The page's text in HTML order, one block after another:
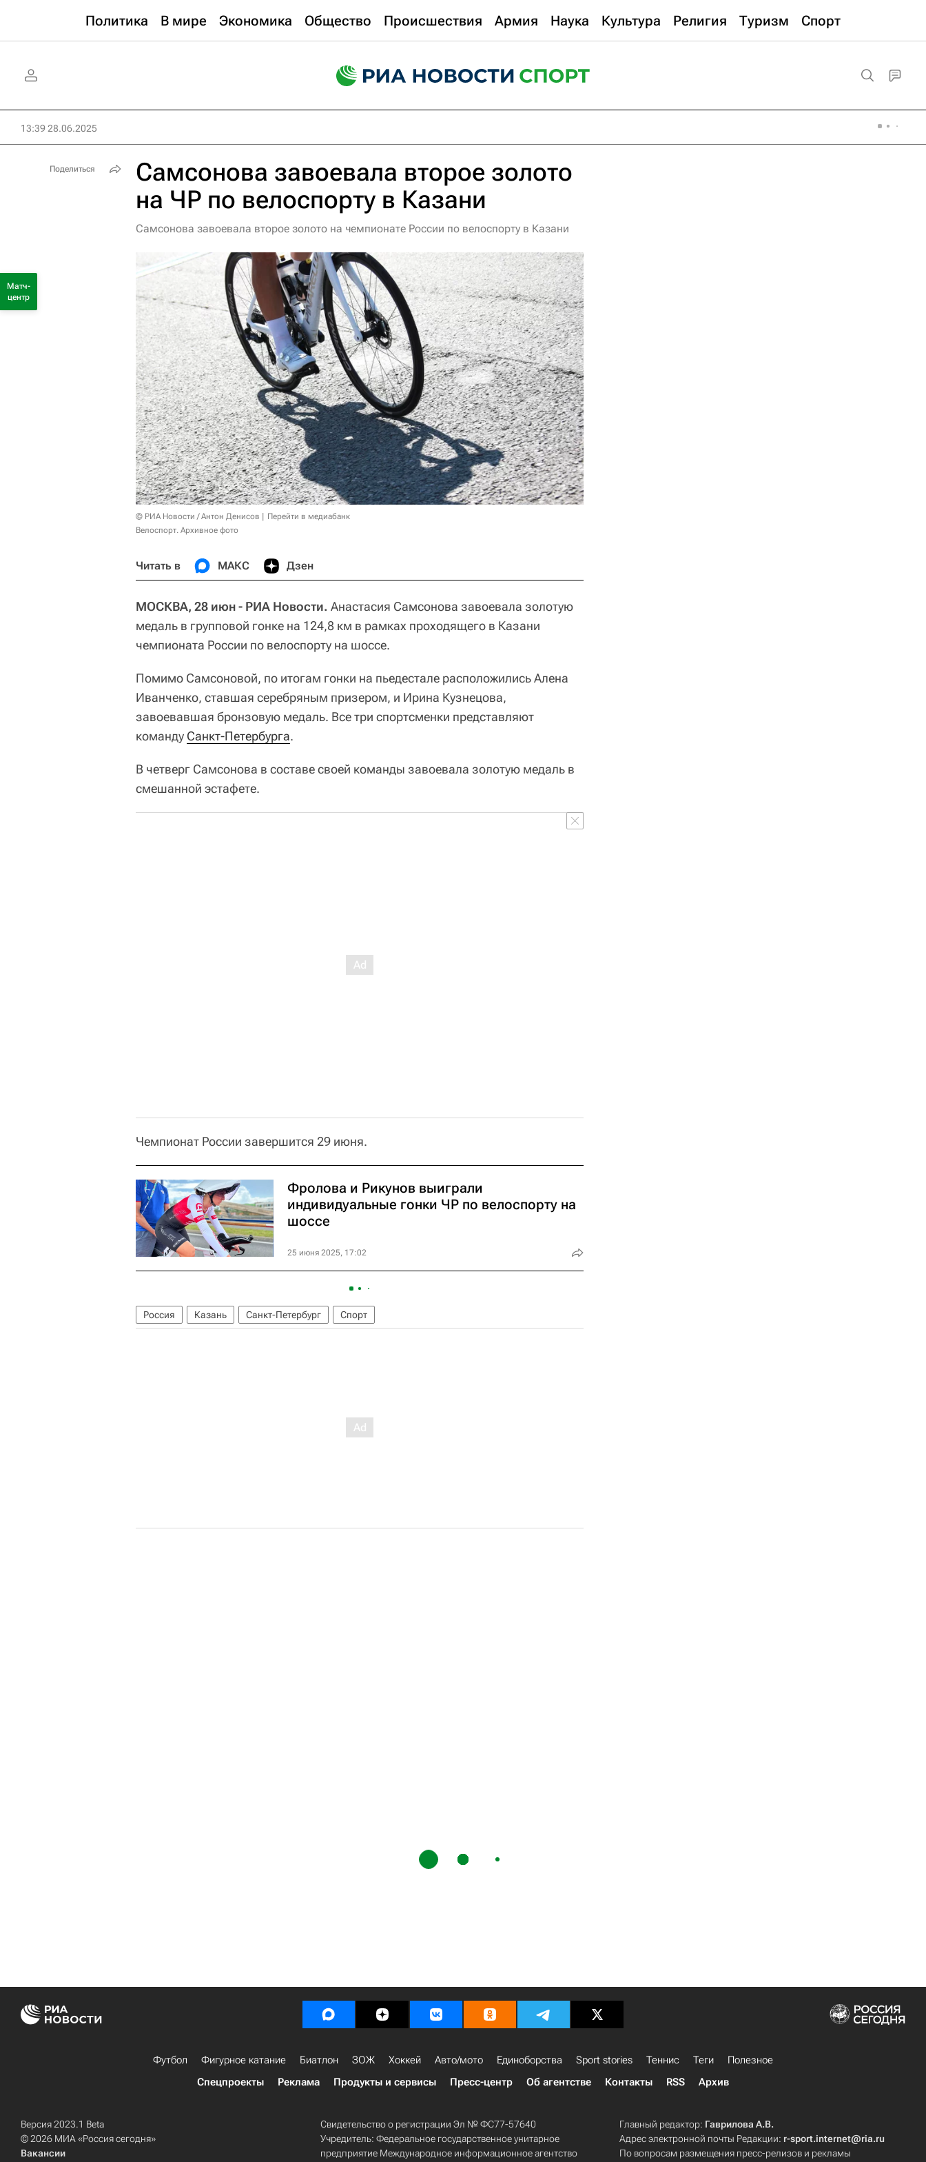
Политика В мире Экономика Общество Происшествия Армия Наука Культура Религия Туризм Спорт
13:39 28.06.2025
Самсонова завоевала второе золото
на ЧР по велоспорту в Казани
Самсонова завоевала второе золото на чемпионате России по велоспорту в Казани
© РИА Новости / Антон Денисов
Перейти в медиабанк
Велоспорт. Архивное фото
Читать в МАКС Дзен
МОСКВА, 28 июн - РИА Новости. Анастасия Самсонова завоевала золотую
медаль в групповой гонке на 124,8 км в рамках проходящего в Казани
чемпионата России по велоспорту на шоссе.
Помимо Самсоновой, по итогам гонки на пьедестале расположились Алена
Иванченко, ставшая серебряным призером, и Ирина Кузнецова,
завоевавшая бронзовую медаль. Все три спортсменки представляют
команду Санкт-Петербурга.
В четверг Самсонова в составе своей команды завоевала золотую медаль в
смешанной эстафете.
Чемпионат России завершится 29 июня.
Фролова и Рикунов выиграли
индивидуальные гонки ЧР по велоспорту на
шоссе
25 июня 2025, 17:02
Россия Казань Санкт-Петербург Спорт
Поделиться
Матч-
центр
Футбол Фигурное катание Биатлон ЗОЖ Хоккей Авто/мото Единоборства Sport stories Теннис Теги
Полезное
Спецпроекты
Реклама Продукты и сервисы Пресс-центр Об агентстве Контакты RSS Архив
Версия 2023.1 Beta
© 2026 МИА «Россия сегодня»
Вакансии
Свидетельство о регистрации Эл № ФС77-57640
Учредитель: Федеральное государственное унитарное
предприятие Международное информационное агентство
Главный редактор: Гаврилова А.В.
Адрес электронной почты Редакции: r-sport.internet@ria.ru
По вопросам размещения пресс-релизов и рекламы